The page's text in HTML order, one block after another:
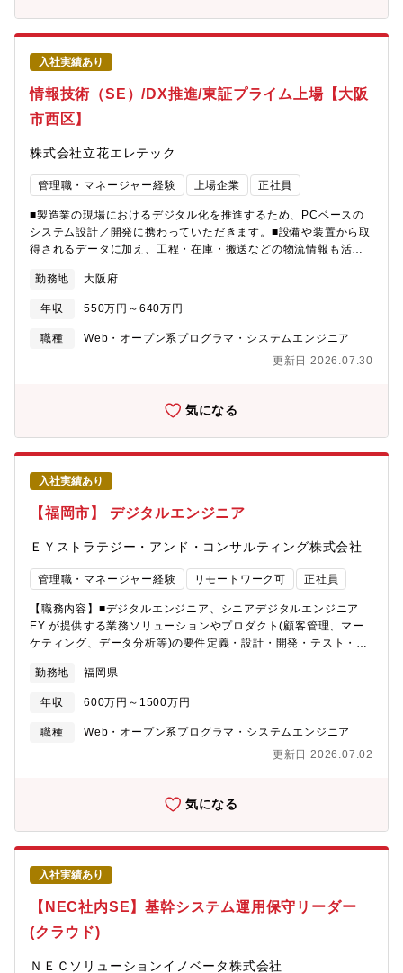
例】・飲料品工場 製造工程管理・搬送システム・装置メーカー
向けデータ管理システム・製造業界、物流業界の自動倉庫システ
ム・品質検査のペーパーレス化・生産現場のどこでも「見える
化」・生産現場で集めたデータをBIツール・スマートグラスで現
場のDX化・装置の稼働状況を遠隔監視
入社実績あり
情報技術（SE）/DX推進/東証プライム上場【大阪
市西区】
株式会社立花エレテック
管理職・マネージャー経験 上場企業 正社員
■製造業の現場におけるデジタル化を推進するため、PCベースの
システム設計／開発に携わっていただきます。■設備や装置から取
得されるデータに加え、工程・在庫・搬送などの物流情報も活用
えるポジションです。■要件整理・設計・開発・導入まで一貫して
プロジェクトに関わり、単なる開発にとどまらず、 顧客の課題
解決にダイレクトに貢献ができます。【具体的には】・MES／
SCADAシステムの設計・開発・WMS／WCSなど物流システムの
データの可視化／ダッシュボード構築・生産管理システム・基幹
ム導入・立ち上げ支援 など【使用技術】言語:C#/.NET DB:主
にMicrosoft SQLServer その他：SCADAなど【プロジェクト
例】・飲料品工場 製造工程管理・搬送システム・装置メーカー
向けデータ管理システム・製造業界、物流業界の自動倉庫システ
ム・品質検査のペーパーレス化・生産現場のどこでも「見える
化」・生産現場で集めたデータをBIツール・スマートグラスで現
場のDX化・装置の稼働状況を遠隔監視
勤務地 大阪府
年収 550万円～640万円
職種
Web・オープン系プログラマ・システムエンジニア
更新日 2026.07.30
気になる
入社実績あり
【福岡市】 デジタルエンジニア
ＥＹストラテジー・アンド・コンサルティング株式会社
管理職・マネージャー経験 リモートワーク可 正社員
【職務内容】■デジタルエンジニア、シニアデジタルエンジニア
EY が提供する業務ソリューションやプロダクト(顧客管理、マー
ケティング、データ分析等)の要件定義・設計・開発・テスト・導
ントとの業務/システム要件の定義、Fit&Gap 分析、データ・画
面・機能の基本設計、開発・Configuration、各種テストの計画・
実行、システム/データ/業務移行の計画・実行、デプロイ・導入、
保守サポートの全工程もしくは、一部の工程での IT エンジニアと
えて、小規模チームの開発案件の管理(品質、進捗、リスク等)、一
管理の役割。■ソリューション系 ITエンジニア・Webアプリケー
ション、フルスタック エンジニア・ローコード／ノーコード開発
エンジニア（PowerPlatform, ServiceNow, UiPath等）・クラウ
ド基盤(Azure等 主要PaaS/SaaS基盤)エンジニア・CRM関連ソリ
ューションエンジニア（Microsoft Dynamics365 CE等）・ERP
関連ソリューションエンジニア（Microsoft Dynamics365 FO
等）・SFA, Marketing Solution, Customer Service/Portal, デー
タ/API連携エンジニア・Cyber Security向けの脆弱性診断/コンサ
ルタント・データ分析/AI、DB/DWH/Datalake/BI等 基盤構築 エ
（銀行・証券・保険）業界に精通したエンジニア・製造、通信、
勤務地 福岡県
年収 600万円～1500万円
職種
Web・オープン系プログラマ・システムエンジニア
更新日 2026.07.02
気になる
入社実績あり
【NEC社内SE】基幹システム運用保守リーダー
(クラウド)
ＮＥＣソリューションイノベータ株式会社